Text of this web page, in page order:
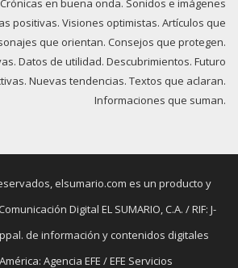
en buena onda. Sonidos e imágenes
positivas. Visiones optimistas. Artículos que
que orientan. Consejos que protegen.
Datos de utilidad. Descubrimientos. Futuro
Nuevas tendencias. Textos que aclaran.
Informaciones que suman.
elsumario.com es un producto y
Digital EL SUMARIO, C.A. / RIF: J-
de información y contenidos digitales
Agencia EFE / EFE Servicios